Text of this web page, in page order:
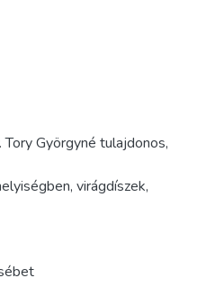
Györgyné tulajdonos,
virágdíszek,